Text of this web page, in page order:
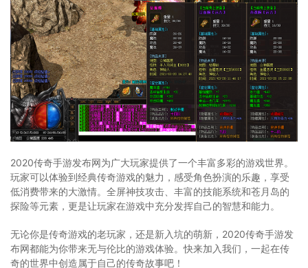
2020传奇手游发布网为广大玩家提供了一个丰富多彩的游戏世界。
玩家可以体验到经典传奇游戏的魅力，感受角色扮演的乐趣，享受
低消费带来的大激情。全屏神技攻击、丰富的技能系统和苍月岛的
探险等元素，更是让玩家在游戏中充分发挥自己的智慧和能力。
无论你是传奇游戏的老玩家，还是新入坑的萌新，2020传奇手游发
布网都能为你带来无与伦比的游戏体验。快来加入我们，一起在传
奇的世界中创造属于自己的传奇故事吧！